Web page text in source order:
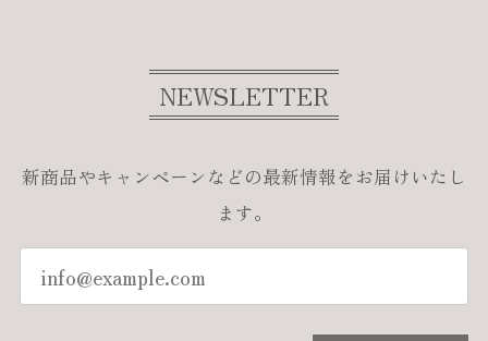
NEWSLETTER
新商品やキャンペーンなどの最新情報をお届けいたし
ます。